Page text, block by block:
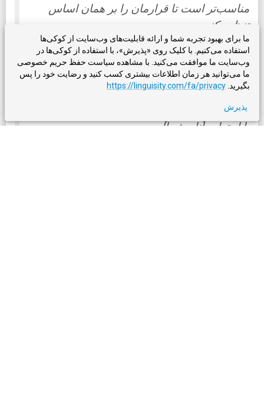
مناسب‌تر است تا قرارمان را بر همان اساس
تنظیم کنیم.
از اینکه درخواست من را در نظر می‌گیرید
بسیار سپاسگزارم و مشتاقانه منتظر پاسخ
شما هستم.
با احترام، [نام شما]
ما برای بهبود تجربه شما و ارائه قابلیت‌های وب‌سایت از کوکی‌ها
استفاده می‌کنیم. با کلیک روی «پذیرش»، با استفاده از کوکی‌ها در
وب‌سایت ما موافقت می‌کنید. با مشاهده سیاست حفظ حریم خصوصی
ما می‌توانید هر زمان اطلاعات بیشتری کسب کنید و رضایت خود را پس
بگیرید. https://linguisity.com/fa/privacy
پذیرش